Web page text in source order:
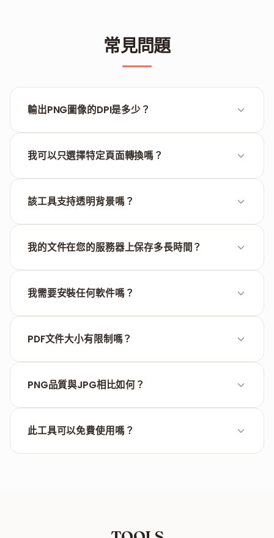
常見問題
輸出PNG圖像的DPI是多少？
尽可能高的圖像質量。
我可以只選擇特定頁面轉換嗎？
的頁面，而不是整個文檔。
該工具支持透明背景嗎？
文件中保留這些圖層。
我的文件在您的服務器上保存多長時間？
们的服務器上永久刪除。
我需要安裝任何軟件嗎？
行，無需安裝軟件。
PDF文件大小有限制嗎？
可能會因PDF結構的複雜性而異。
PNG品質與JPG相比如何？
失細節，而JPG可能會因有損壓縮而引入細微偽影。
此工具可以免費使用嗎？